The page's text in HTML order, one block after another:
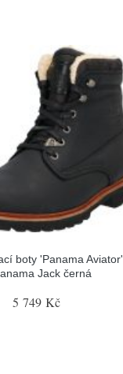
boty 'Panama Aviator'
Jack černá
5 749 Kč